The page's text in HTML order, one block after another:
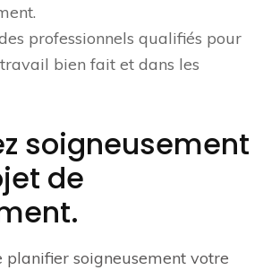
professionnels qualifiés pour
bien fait et dans les
soigneusement
de
planifier soigneusement votre